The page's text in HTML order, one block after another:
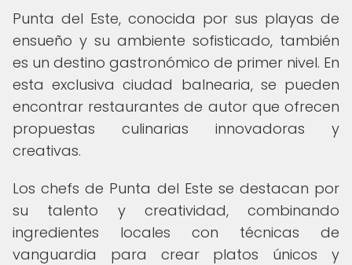
Punta del Este, conocida por sus playas de
ensueño y su ambiente sofisticado, también
es un destino gastronómico de primer nivel. En
esta exclusiva ciudad balnearia, se pueden
encontrar restaurantes de autor que ofrecen
propuestas culinarias innovadoras y
creativas.
Los chefs de Punta del Este se destacan por
su talento y creatividad, combinando
ingredientes locales con técnicas de
vanguardia para crear platos únicos y